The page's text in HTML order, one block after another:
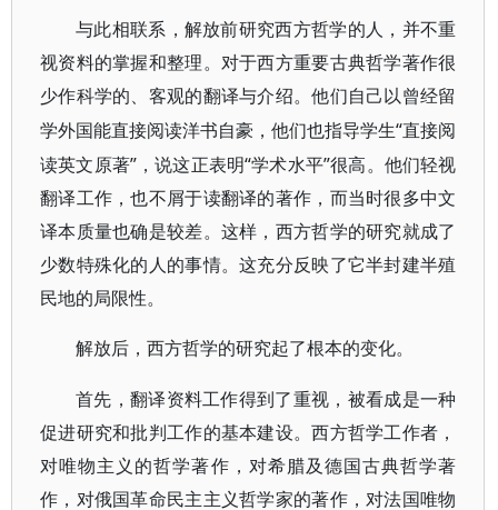
与此相联系，解放前研究西方哲学的人，并不重
视资料的掌握和整理。对于西方重要古典哲学著作很
少作科学的、客观的翻译与介绍。他们自己以曾经留
学外国能直接阅读洋书自豪，他们也指导学生“直接阅
读英文原著”，说这正表明“学术水平”很高。他们轻视
翻译工作，也不屑于读翻译的著作，而当时很多中文
译本质量也确是较差。这样，西方哲学的研究就成了
少数特殊化的人的事情。这充分反映了它半封建半殖
民地的局限性。
解放后，西方哲学的研究起了根本的变化。
首先，翻译资料工作得到了重视，被看成是一种
促进研究和批判工作的基本建设。西方哲学工作者，
对唯物主义的哲学著作，对希腊及德国古典哲学著
作，对俄国革命民主主义哲学家的著作，对法国唯物